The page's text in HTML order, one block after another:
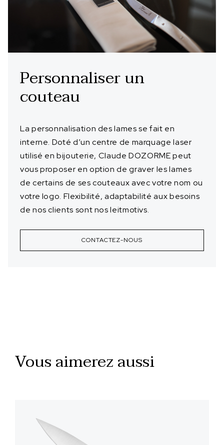
Personnaliser un
couteau
La personnalisation des lames se fait en
interne. Doté d’un centre de marquage laser
utilisé en bijouterie, Claude DOZORME peut
vous proposer en option de graver les lames
de certains de ses couteaux avec votre nom ou
votre logo. Flexibilité, adaptabilité aux besoins
de nos clients sont nos leitmotivs.
CONTACTEZ-NOUS
Vous aimerez aussi